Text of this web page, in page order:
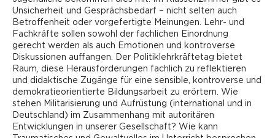
Unsicherheit und Gesprächsbedarf – nicht selten auch
Betroffenheit oder vorgefertigte Meinungen. Lehr- und
Fachkräfte sollen sowohl der fachlichen Einordnung
gerecht werden als auch Emotionen und kontroverse
Diskussionen auffangen. Der Politiklehrkräftetag bietet
Raum, diese Herausforderungen fachlich zu reflektieren
und didaktische Zugänge für eine sensible, kontroverse und
demokratieorientierte Bildungsarbeit zu erörtern. Wie
stehen Militarisierung und Aufrüstung (international und in
Deutschland) im Zusammenhang mit autoritären
Entwicklungen in unserer Gesellschaft? Wie kann